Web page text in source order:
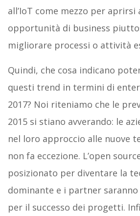
all’IoT come mezzo per aprirsi
opportunità di business
migliorare processi o attività
Quindi, che cosa indicano
questi trend in termini di
2017? Noi riteniamo che le
2015 si stiano avverando: le
nel loro approccio alle nuove
non fa eccezione. L’open
posizionato per diventare la
dominante e i partner
per il successo dei progetti.